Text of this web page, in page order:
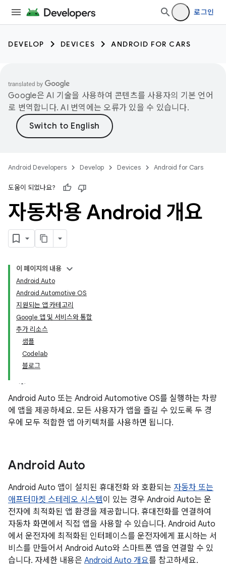
로그인
DEVELOP DEVICES ANDROID FOR CARS
Google은 AI 기술을 사용하여 콘텐츠를 사용자의 기본 언어
로 번역합니다. AI 번역에는 오류가 있을 수 있습니다.
Android Developers Develop Devices Android for Cars
도움이 되었나요?
자동차용 Android 개요
이 페이지의 내용
Android Auto
Android Automotive OS
지원되는 앱 카테고리
Google 앱 및 서비스와 통합
추가 리소스
샘플
Codelab
블로그
Android Auto 또는 Android Automotive OS를 실행하는 차량
에 앱을 제공하세요. 모든 사용자가 앱을 즐길 수 있도록 두 경
우에 모두 적합한 앱 아키텍처를 사용하면 됩니다.
Android Auto
Android Auto 앱이 설치된 휴대전화 와 호환되는 자동차 또는
애프터마켓 스테레오 시스템이 있는 경우 Android Auto는 운
전자에 최적화된 앱 환경을 제공합니다. 휴대전화를 연결하여
자동차 화면에서 직접 앱을 사용할 수 있습니다. Android Auto
에서 운전자에 최적화된 인터페이스를 운전자에게 표시하는 서
비스를 만들어서 Android Auto와 스마트폰 앱을 연결할 수 있
습니다. 자세한 내용은 Android Auto 개요를 참고하세요.